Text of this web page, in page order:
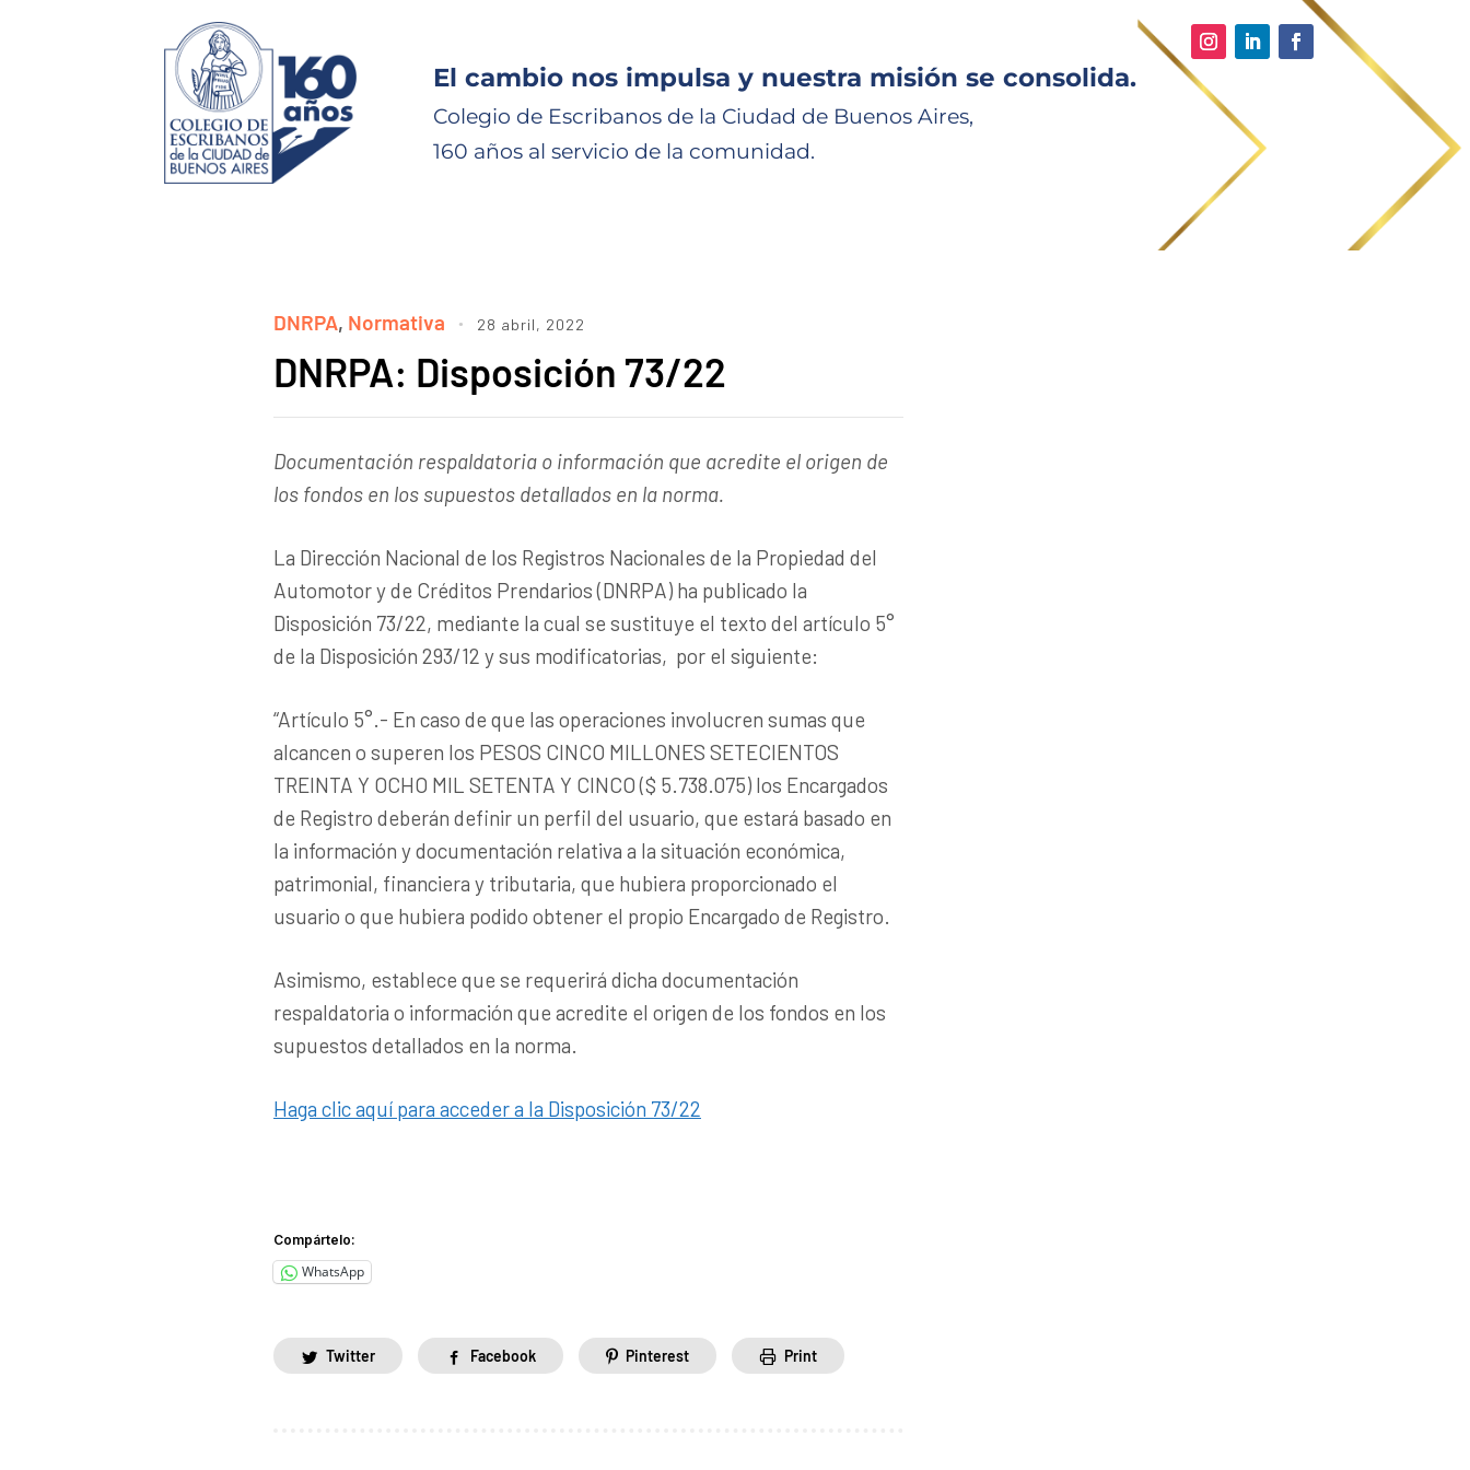
El cambio nos impulsa y nuestra misión se consolida.
Colegio de Escribanos de la Ciudad de Buenos Aires,
160 años al servicio de la comunidad.
DNRPA, Normativa 28 abril, 2022
DNRPA: Disposición 73/22
Documentación respaldatoria o información que acredite el origen de
los fondos en los supuestos detallados en la norma.
La Dirección Nacional de los Registros Nacionales de la Propiedad del
Automotor y de Créditos Prendarios (DNRPA) ha publicado la
Disposición 73/22, mediante la cual se sustituye el texto del artículo 5°
de la Disposición 293/12 y sus modificatorias, por el siguiente:
“Artículo 5°.- En caso de que las operaciones involucren sumas que
alcancen o superen los PESOS CINCO MILLONES SETECIENTOS
TREINTA Y OCHO MIL SETENTA Y CINCO ($ 5.738.075) los Encargados
de Registro deberán definir un perfil del usuario, que estará basado en
la información y documentación relativa a la situación económica,
patrimonial, financiera y tributaria, que hubiera proporcionado el
usuario o que hubiera podido obtener el propio Encargado de Registro.
Asimismo, establece que se requerirá dicha documentación
respaldatoria o información que acredite el origen de los fondos en los
supuestos detallados en la norma.
Haga clic aquí para acceder a la Disposición 73/22
Compártelo:
WhatsApp
Twitter Facebook Pinterest Print